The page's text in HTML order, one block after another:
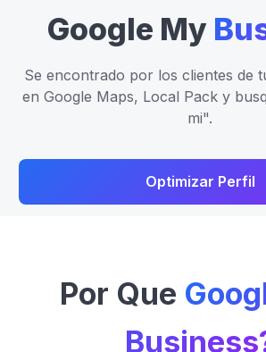
Google My
Se encontrado por los clientes de
en Google Maps, Local Pack y
mi".
Optimizar Perfil
Por Que